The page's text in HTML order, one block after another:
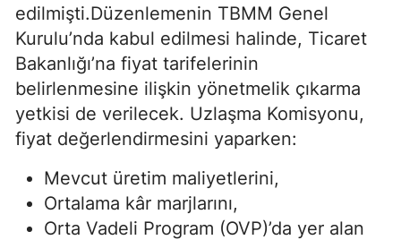
edilmişti.Düzenlemenin TBMM Genel
Kurulu’nda kabul edilmesi halinde, Ticaret
Bakanlığı’na fiyat tarifelerinin
belirlenmesine ilişkin yönetmelik çıkarma
yetkisi de verilecek. Uzlaşma Komisyonu,
fiyat değerlendirmesini yaparken:
Mevcut üretim maliyetlerini,
Ortalama kâr marjlarını,
Orta Vadeli Program (OVP)’da yer alan